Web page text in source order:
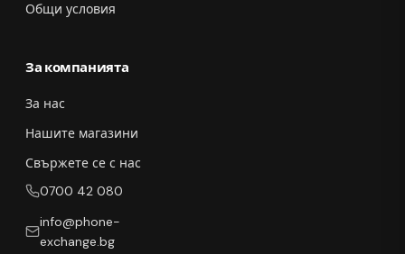
Общи условия
За компанията
За нас
Нашите магазини
Свържете се с нас
0700 42 080
info@phone-
exchange.bg